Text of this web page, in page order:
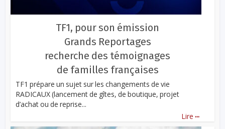
TF1, pour son émission
Grands Reportages
recherche des témoignages
de familles françaises
TF1 prépare un sujet sur les changements de vie
RADICAUX (lancement de gîtes, de boutique, projet
d’achat ou de reprise...
Lire ...